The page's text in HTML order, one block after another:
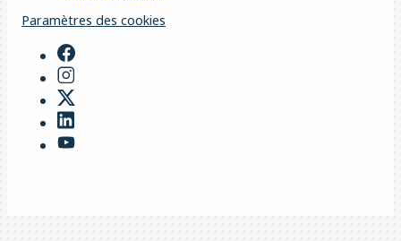
Paramètres des cookies